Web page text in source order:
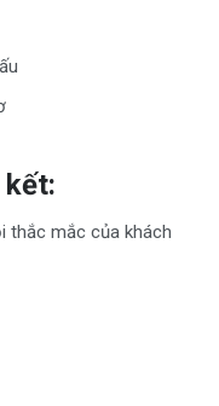
kết:
thắc mắc của khách